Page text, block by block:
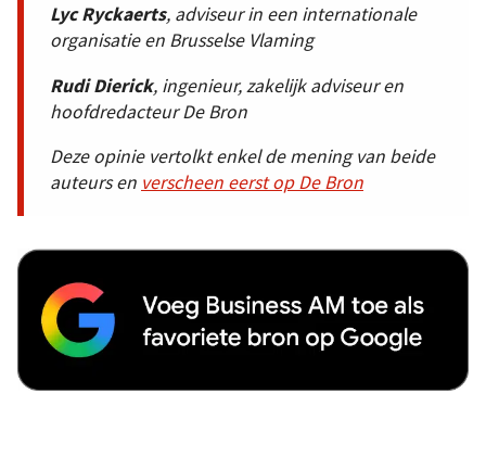
Lyc Ryckaerts, adviseur in een internationale
organisatie en Brusselse Vlaming
Rudi Dierick, ingenieur, zakelijk adviseur en
hoofdredacteur De Bron
Deze opinie vertolkt enkel de mening van beide
auteurs en verscheen eerst op De Bron